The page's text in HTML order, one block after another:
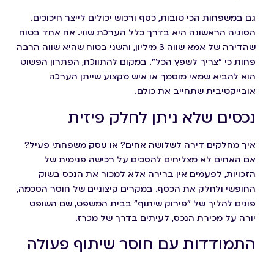
גם במשפחות הכי טובות, כסף ורכוש יכולים לייצר חיכוכים.
הסוגיה הראשונה היא בדרך כלל הערכת שווי. אח אחד בטוח
שהדירה של אמא שווה 3 מיליון, והשני בטוח שהיא שווה הרבה
פחות כי "צריך לשפץ הכל". במקום להתווכח, הפתרון הפשוט
הוא להביא שמאי מוסמך או איש מקצוע שייתן הערכה
אובייקטיבית שתחייב את כולם.
נכסים שלא ניתן לחלק פיזית
איך מחלקים דירה לשלושה אחים? או עסק משפחתי פעיל?
אם האחים לא מצליחים להסכים על רכישה פנימית של
הזכויות, לפעמים אין ברירה אלא למכור את הנכס בשוק
החופשי ולחלק את הכסף. במקרים קיצוניים של חוסר הסכמה,
פונים להליך של "פירוק שיתוף" בבית המשפט, שם השופט
יורה על מכירת הנכס, לעיתים בדרך של מכרז.
התמודדות עם חוסר שיתוף פעולה